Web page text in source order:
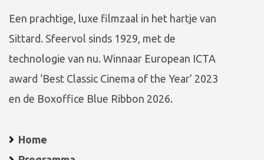
Een prachtige, luxe filmzaal in het hartje van
Sittard. Sfeervol sinds 1929, met de
technologie van nu. Winnaar European ICTA
award ‘Best Classic Cinema of the Year’ 2023
en de Boxoffice Blue Ribbon 2026.
Home